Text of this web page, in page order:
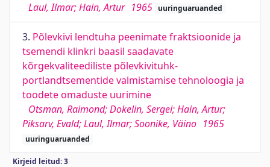
Laul, Ilmar; Hain, Artur 1965 uuringuaruanded
3. Põlevkivi lendtuha peenimate fraktsioonide ja
tsemendi klinkri baasil saadavate
kõrgekvaliteediliste põlevkivituhk-
portlandtsementide valmistamise tehnoloogia ja
toodete omaduste uurimine
Otsman, Raimond; Dokelin, Sergei; Hain, Artur;
Piksarv, Evald; Laul, Ilmar; Soonike, Väino 1965
uuringuaruanded
Kirjeid leitud: 3